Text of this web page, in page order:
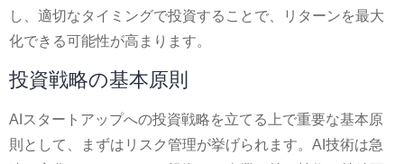
し、適切なタイミングで投資することで、リターンを最大
化できる可能性が高まります。
投資戦略の基本原則
AIスタートアップへの投資戦略を立てる上で重要な基本原
則として、まずはリスク管理が挙げられます。AI技術は急